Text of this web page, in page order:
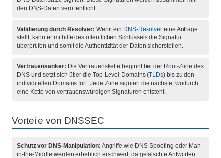
den DNS-Daten veröffentlicht.
Validierung durch Resolver: Wenn ein DNS-Resolver eine Anfrage
stellt, kann er mithilfe des öffentlichen Schlüssels die Signatur
überprüfen und somit die Authentizität der Daten sicherstellen.
Vertrauensanker: Die Vertrauenskette beginnt bei der Root-Zone des
DNS und setzt sich über die Top-Level-Domains (TLDs) bis zu den
individuellen Domains fort. Jede Zone signiert die nächste, wodurch
eine Kette von vertrauenswürdigen Signaturen entsteht.
Vorteile von DNSSEC
Schutz vor DNS-Manipulation: Angriffe wie DNS-Spoofing oder Man-
in-the-Middle werden erheblich erschwert, da gefälschte Antworten